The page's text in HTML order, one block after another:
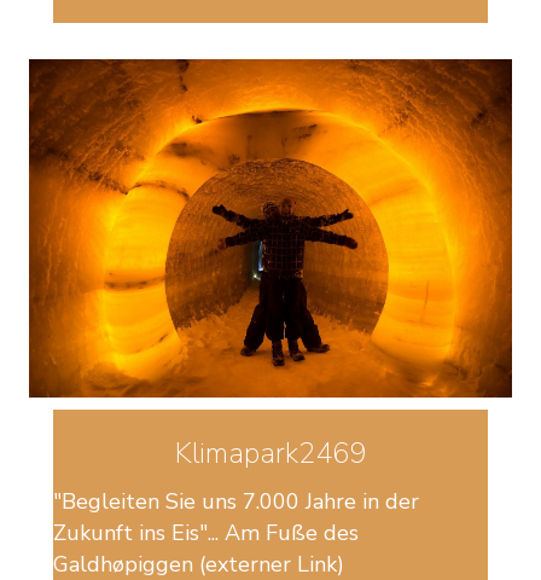
Klimapark2469
"Begleiten Sie uns 7.000 Jahre in der
Zukunft ins Eis"... Am Fuße des
Galdhøpiggen (externer Link)